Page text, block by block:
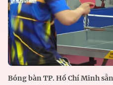
Bóng bàn TP. Hồ Chí Minh